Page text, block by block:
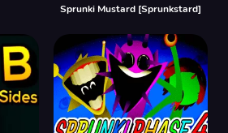
Sprunki Mustard [Sprunkstard]